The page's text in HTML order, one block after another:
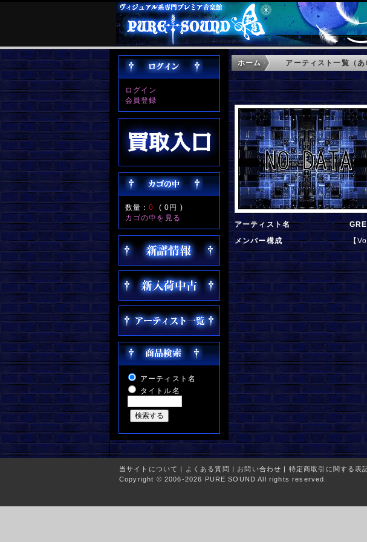
ログイン
会員登録
数量：0 (0円 )
カゴの中を見る
アーティスト名
タイトル名
ホーム アーティスト一覧（あ
アーティスト名
メンバー構成 【
当サイトについて | よくある質問 | お問い合わせ | 特定商取引に関する表
Copyright © 2006-2026 PURE SOUND All rights reserved.